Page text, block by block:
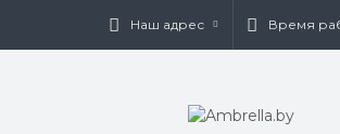
Наш адрес Время